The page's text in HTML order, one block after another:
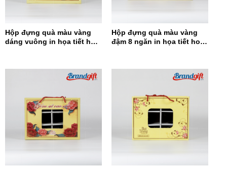
Hộp đựng quà màu vàng
dáng vuông in họa tiết hoa
Hộp đựng quà màu vàng
đậm 8 ngăn in họa tiết hoa